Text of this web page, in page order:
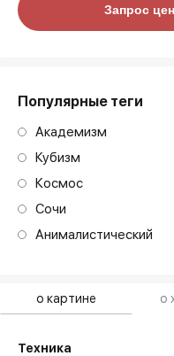
о картине о
Техника
Цена за багетЗапрос
Популярные теги
Академизм
Кубизм
Космос
Сочи
Анималистический